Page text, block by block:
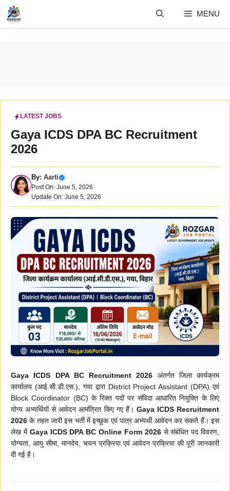
Skip
content
MENU
LATEST JOBS
Gaya ICDS DPA BC Recruitment
2026
By: Aarti
Post On: June 5, 2026
Update On: June 5, 2026
Gaya ICDS DPA BC Recruitment 2026 अंतर्गत जिला कार्यक्रम
कार्यालय (आई.सी.डी.एस.), गया द्वारा District Project Assistant (DPA) एवं
Block Coordinator (BC) के रिक्त पदों पर संविदा आधारित नियुक्ति के लिए
योग्य अभ्यर्थियों से आवेदन आमंत्रित किए गए हैं। Gaya ICDS Recruitment
2026 के तहत जारी इस भर्ती में इच्छुक एवं पात्र अभ्यर्थी आवेदन कर सकते हैं। इस
लेख में Gaya ICDS DPA BC Online Form 2026से संबंधित पद विवरण,
योग्यता, आयु सीमा, मानदेय, चयन प्रक्रिया एवं आवेदन प्रक्रिया की पूरी जानकारी
दी गई है।